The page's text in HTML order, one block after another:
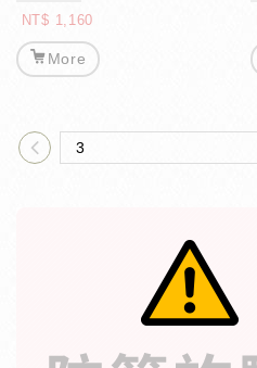
NT$ 1,160
More